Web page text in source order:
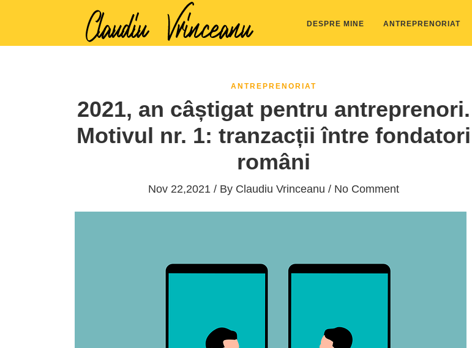
DESPRE MINE ANTREPRENORIAT
ANTREPRENORIAT
2021, an câștigat pentru antreprenori.
Motivul nr. 1: tranzacții între fondatori
români
Nov 22,2021 / By Claudiu Vrinceanu / No Comment